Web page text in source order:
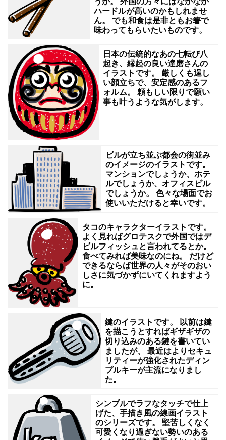
と
車
の
修
理
な
で
き
て
ま
す。
私
あ
ち
ガ
ハードルが高いのかもしれませ
ん。 でも和食は是非ともお箸で
味わってもらいたいものです。
日本の伝統的なあの七転び八
起き、縁起の良い達磨さんの
イラストです。 厳しくも逞し
い顔立ちで、安定感のあるフ
ォルム。 頼もしい限りで願い
事も叶うような気がします。
ビルが立ち並ぶ都会の街並み
のイメージのイラストです。
マンションでしょうか、ホテ
ルでしょうか、オフィスビル
でしょうか。 色々な場面でお
使いいただけると幸いです。
タコのキャラクターイラストです。
よく見ればグロテスクで外国ではデ
ビルフィッシュと言われてるとか。
食べてみれば美味なのにね。 だけど
できるならば世界の人々がそのおい
しさに気づかずにいてくれますよう
に。
鍵のイラストです。 以前は鍵
を描こうとすればギザギザの
切り込みのある鍵を書いてい
ましたが、 最近はよりセキュ
リティーが強化されたディン
プルキーが主流になりまし
た。
シンプルでラフなタッチで仕上
げた、手描き風の線画イラスト
のシリーズです。 堅苦しくなく
可愛くなり過ぎない勢いのある